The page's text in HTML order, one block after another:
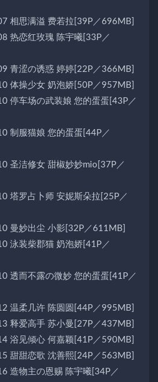
相思满溢 费若拉[39P／696MB]
热恋红玫瑰 陈宇曦[33P／
青涩の诱惑 婷婷[22P／366MB]
体操少女 奶泡娇[50P／957MB]
停车场の武装娘 您的蛋蛋[43P／
制服猫娘 您的蛋蛋[44P／
圣洁修女 甜椒妙妙mio[37P／
塔罗占卜师 安妮斯朵拉[25P／
曼妙出尘 小影[32P／611MB]
泳装柴郡猫 奶泡娇[41P／
透而不露の微妙 您的蛋蛋[41P／
温柔几许 陈圆圆[44P／995MB]
释爱高手 苏小曼[27P／437MB]
浴见倾心 何嘉颖[41P／590MB]
甜甜恋歌 沈善熙[24P／563MB]
造物主の恩赐 陈宇曦[34P／